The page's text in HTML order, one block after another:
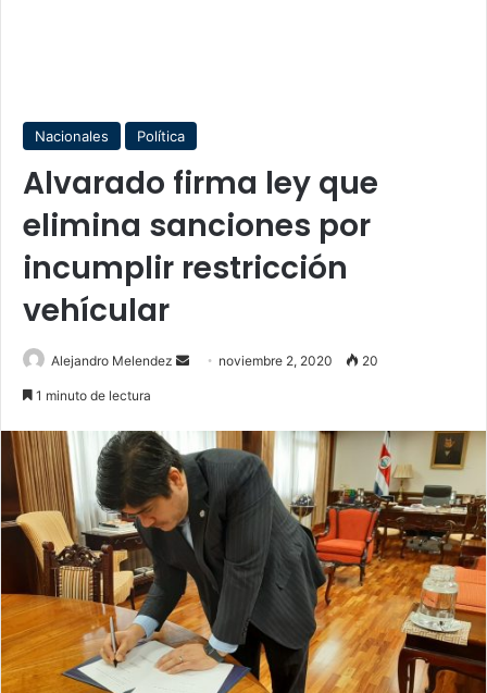
Nacionales Política
Alvarado firma ley que
elimina sanciones por
incumplir restricción
vehícular
Alejandro Melendez
Send noviembre 2, 2020 20
1 minuto de lectura